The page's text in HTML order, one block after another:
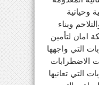
وحياتية
وبناء
امان لتأمين
التي واجهها
التي فاقمت الاضطرابات
التي تعانيها